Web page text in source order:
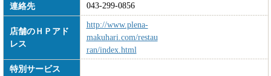
連絡先
043-299-0856
店舗のＨＰアド
レス
http://www.plena-
makuhari.com/restau
ran/index.html
特別サービス